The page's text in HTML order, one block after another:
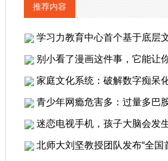
推荐内容
学习力教育中心首个基于底层
别小看了漫画这件事，它能让
家庭文化系统：破解数字痴呆
青少年网瘾危害多：过量多巴
迷恋电视手机，孩子大脑会发
北师大刘坚教授团队发布“全国